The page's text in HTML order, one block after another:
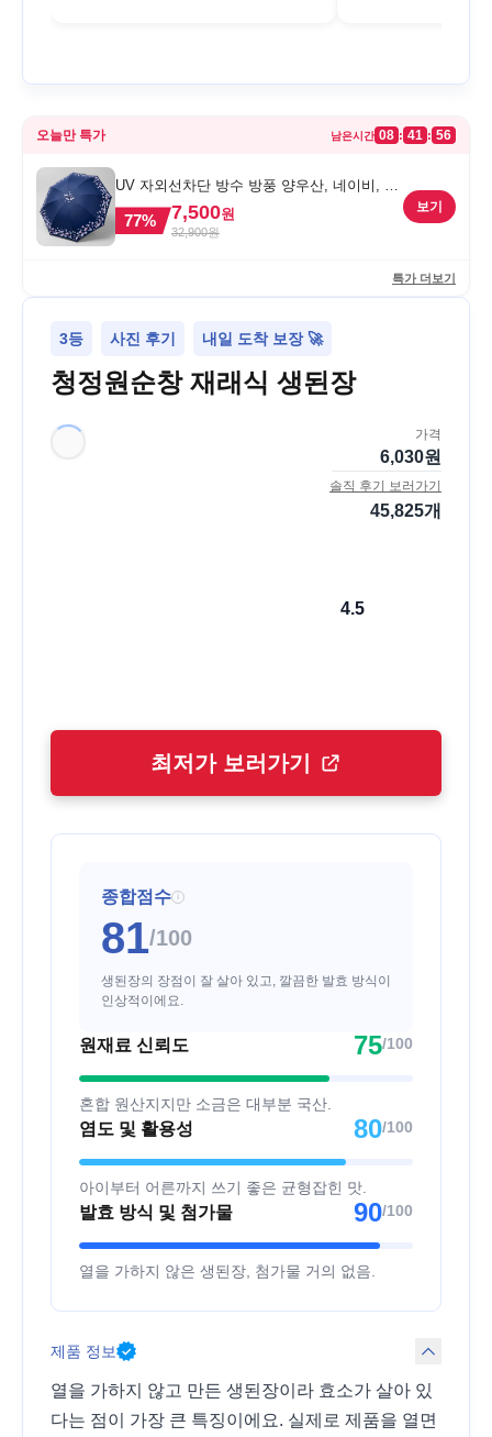
오늘만 특가 남은시간 08 : 41 : 56
UV 자외선차단 방수 방풍 양우산, 네이비, 1
개
77% 7,500원
32,900원
보기
특가 더보기
3등 사진 후기 내일 도착 보장 🚀
청정원순창 재래식 생된장
가격
6,030원
솔직 후기 보러가기
45,825개
4.5
최저가 보러가기
종합점수 i
81/100
생된장의 장점이 잘 살아 있고, 깔끔한 발효 방식이
인상적이에요.
원재료 신뢰도 75/100
혼합 원산지지만 소금은 대부분 국산.
염도 및 활용성 80/100
아이부터 어른까지 쓰기 좋은 균형잡힌 맛.
발효 방식 및 첨가물 90/100
열을 가하지 않은 생된장, 첨가물 거의 없음.
제품 정보
열을 가하지 않고 만든 생된장이라 효소가 살아 있
다는 점이 가장 큰 특징이에요. 실제로 제품을 열면